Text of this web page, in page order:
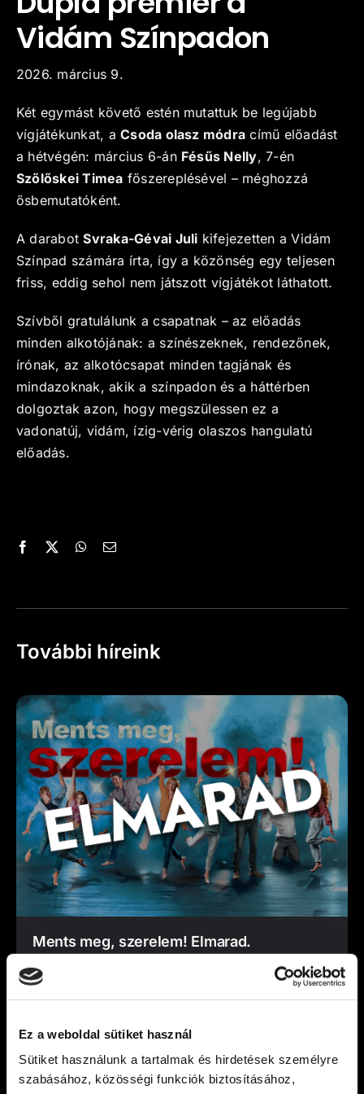
Ez a weboldal sütiket használ
Sütiket használunk a tartalmak és hirdetések személyre
szabásához, közösségi funkciók biztosításához,
Kapcsolat
Vidám Színpadon
2026. március 9.
Két egymást követő estén mutattuk be legújabb
vígjátékunkat, aCsoda olasz módra című előadást
a hétvégén: március 6-án Fésűs Nelly, 7-én
Szőlőskei Timea főszereplésével – méghozzá
ősbemutatóként.
A darabotSvraka-Gévai Juli kifejezetten a Vidám
Színpad számára írta, így a közönség egy teljesen
friss, eddig sehol nem játszott vígjátékot láthatott.
Szívből gratulálunk a csapatnak – az előadás
minden alkotójának: a színészeknek, rendezőnek,
írónak, az alkotócsapat minden tagjának és
mindazoknak, akik a színpadon és a háttérben
dolgoztak azon, hogy megszülessen ez a
vadonatúj, vidám, ízig-vérig olaszos hangulatú
előadás.
További híreink
Ments meg, szerelem! Elmarad.
Tisztelt Nézőnk! Sajnálattal értesítjük, hogy a
2026. március 27. péntek, 19:00 órára
meghirdetett Ments meg, szerelem! című
előadásunk betegség miatt [...]
VIDÁM SZÍNPAD 2026. március 26.